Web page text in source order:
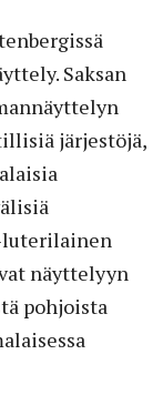
Saksan
järjestöjä,
luterilainen
näyttelyyn
pohjoista